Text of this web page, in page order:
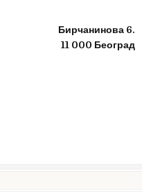
Бирчанинова 6.
11 000 Београд